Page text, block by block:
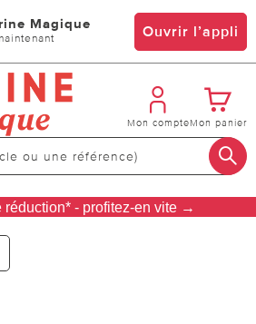
Magique Ouvrir l’appli
Mon compteMon panier
réduction* - profitez-en vite →